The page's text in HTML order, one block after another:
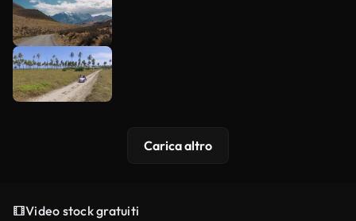
Carica altro
Video stock gratuiti